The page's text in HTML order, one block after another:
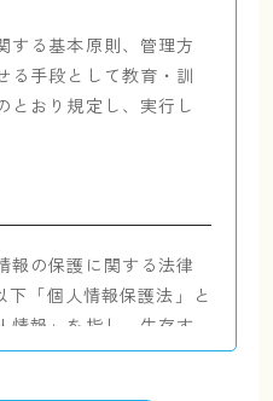
する基本原則、管理方
る手段として教育・訓
とおり規定し、実行し
報の保護に関する法律
下「個人情報保護法」と
情報」を指し、生存す
て、当該情報に含まれ